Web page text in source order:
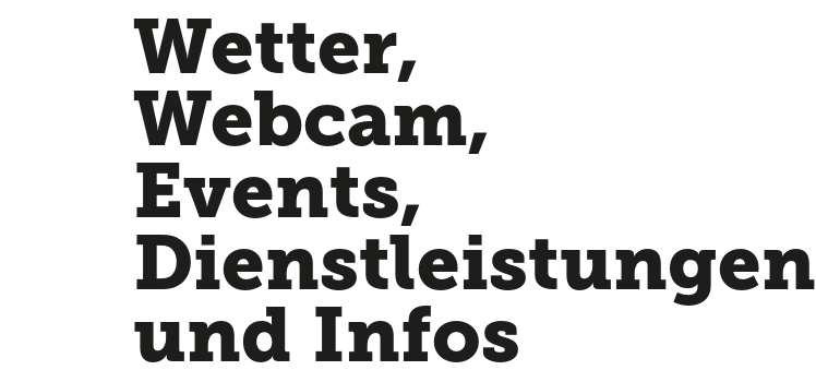
Wetter,
Webcam,
Events,
Dienstleistungen
und Infos